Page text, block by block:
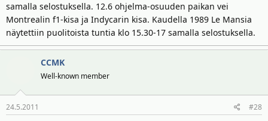
samalla selostuksella. 12.6 ohjelma-osuuden paikan vei
Montrealin f1-kisa ja Indycarin kisa. Kaudella 1989 Le Mansia
näytettiin puolitoista tuntia klo 15.30-17 samalla selostuksella.
CCMK
Well-known member
24.5.2011 #28